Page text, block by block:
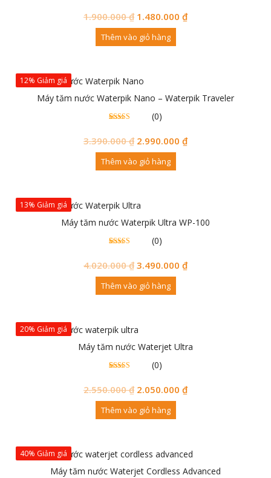
giá
1.900.000₫ 1.480.000 ₫
Thêm vào giỏ hàng
12% Giảm giá
Máy tăm nước Waterpik Nano – Waterpik Traveler
giá
(0)
3.390.000₫ 2.990.000 ₫
Thêm vào giỏ hàng
13% Giảm giá
Máy tăm nước Waterpik Ultra WP-100
giá
(0)
4.020.000₫ 3.490.000 ₫
Thêm vào giỏ hàng
20% Giảm giá
Máy tăm nước Waterjet Ultra
giá
(0)
2.550.000₫ 2.050.000 ₫
Thêm vào giỏ hàng
40% Giảm giá
Máy tăm nước Waterjet Cordless Advanced